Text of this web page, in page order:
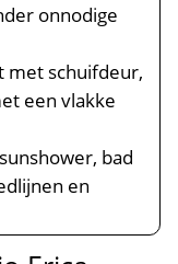
onnodige
met schuifdeur,
een vlakke
bad
en